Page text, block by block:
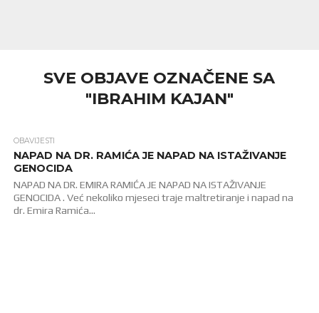
SVE OBJAVE OZNAČENE SA
"IBRAHIM KAJAN"
OBAVIJESTI
NAPAD NA DR. RAMIĆA JE NAPAD NA ISTAŽIVANJE
GENOCIDA
NAPAD NA DR. EMIRA RAMIĆA JE NAPAD NA ISTAŽIVANJE
GENOCIDA . Već nekoliko mjeseci traje maltretiranje i napad na
dr. Emira Ramića...